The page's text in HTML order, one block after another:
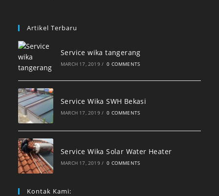
Artikel Terbaru
Service wika tangerang
MARCH 17, 2019 / 0 COMMENTS
Service Wika SWH Bekasi
MARCH 17, 2019 / 0 COMMENTS
Service Wika Solar Water Heater
MARCH 17, 2019 / 0 COMMENTS
Kontak Kami: